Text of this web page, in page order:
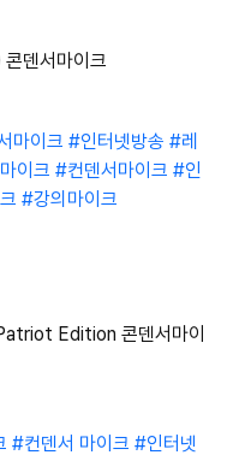
덴서마이크
마이크 #인터넷방송 #레
이크 #컨덴서마이크 #인
#강의마이크
Edition 콘덴서마이
#컨덴서 마이크 #인터넷